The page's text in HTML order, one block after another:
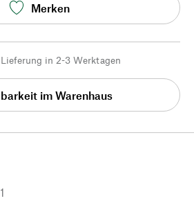
Merken
Lieferung in 2-3 Werktagen
im Warenhaus